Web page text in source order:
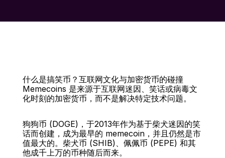
后面
什么是搞笑币？互联网文化与加密货币的碰撞
Memecoins 是来源于互联网迷因、笑话或病毒文
化时刻的加密货币，而不是解决特定技术问题。
狗狗币 (DOGE)，于2013年作为基于柴犬迷因的笑
话而创建，成为最早的 memecoin，并且仍然是市
值最大的。柴犬币 (SHIB)、佩佩币 (PEPE) 和其
他成千上万的币种随后而来。